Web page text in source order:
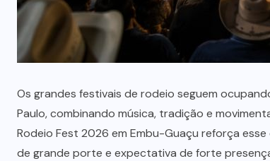
Os grandes festivais de rodeio seguem
Paulo, combinando música, tradição e
Rodeio Fest 2026 em Embu-Guaçu reforça
de grande porte e expectativa de forte